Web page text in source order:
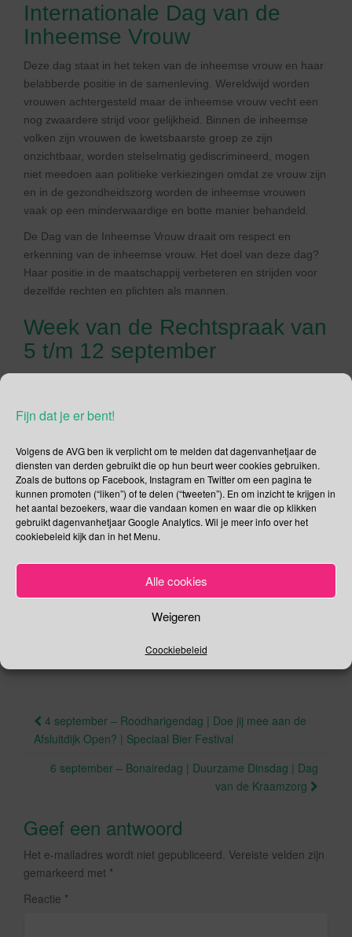
Fijn dat je er bent!
Volgens de AVG ben ik verplicht om te melden dat dagenvanhetjaar de
diensten van derden gebruikt die op hun beurt weer cookies gebruiken.
Zoals de buttons op Facebook, Instagram en Twitter om een pagina te
kunnen promoten (“liken”) of te delen (“tweeten”). En om inzicht te krijgen in
het aantal bezoekers, waar die vandaan komen en waar die op klikken
gebruikt dagenvanhetjaar Google Analytics. Wil je meer info over het
cookiebeleid kijk dan in het Menu.
Alle cookies
Weigeren
Coockiebeleid
Internationale Dag van de
Inheemse Vrouw
Deze dag staat in het teken van de inheemse vrouw en haar
belabberde positie in de samenleving. Wereldwijd worden
vrouwen achtergesteld maar de inheemse vrouw vecht een
nog zwaardere strijd voor gelijkheid. Binnen de inheemse
volken zijn vrouwen de kwetsbaarste groep ze zijn
onzichtbaar, worden stelselmatig gediscrimineerd, mogen
niet meedoen aan politieke verkiezingen omdat ze vrouw zijn
en in de gezondheidszorg worden de inheemse vrouwen
vaak op een minderwaardige en botte manier behandeld.
De Dag van de Inheemse Vrouw draait om respect en
erkenning van de inheemse vrouw. Het doel van deze dag?
Haar positie in de maatschappij verbeteren en strijden voor
dezelfde rechten en plichten als mannen.
Week van de Rechtspraak van
5 t/m 12 september
uitziet en wie daar nu eigenlijk werken? Dan is dit dé week
allerlei activiteiten georganiseerd waar jij naar toe kan gaan.
Thema is: “De rechter tussen staat en straat”. Klikhier
als je wilt weten waar en wanneer de activiteiten zijn.
Deel dit bericht
F
b
o
k
T
September Inheemse Vrouw,Jostiband,Liefdadig,
Moeder Teresa,Rechtspraak
Berichtnavigatie
4 september – Roodharigendag | Doe jij mee aan de
Afsluitdijk Open? | Speciaal Bier Festival
6 september – Bonairedag | Duurzame Dinsdag | Dag
van de Kraamzorg
Geef een antwoord
Het e-mailadres wordt niet gepubliceerd. Vereiste velden zijn
gemarkeerd met *
Reactie *